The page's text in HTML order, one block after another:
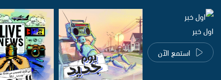
اول خبر
استمع الآن